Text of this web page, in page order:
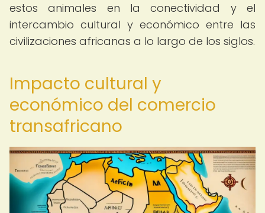
estos animales en la conectividad y el
intercambio cultural y económico entre las
civilizaciones africanas a lo largo de los siglos.
Impacto cultural y
económico del comercio
transafricano